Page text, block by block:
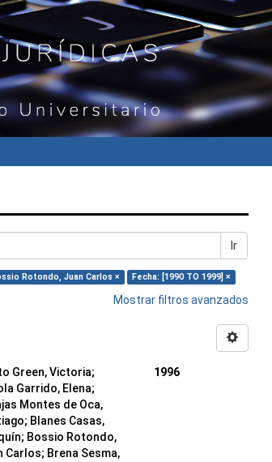
Ir
Rotondo, Juan Carlos × Fecha: [1990 TO 1999] ×
Mostrar filtros avanzados
Green, Victoria;
Garrido, Elena;
Montes de Oca,
Blanes Casas,
Bossio Rotondo,
Carlos; Brena Sesma,
1996